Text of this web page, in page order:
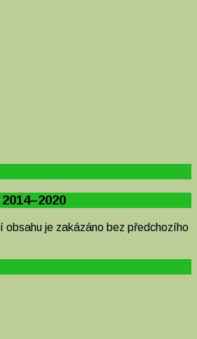
obsahu je zakázáno bez předchozího